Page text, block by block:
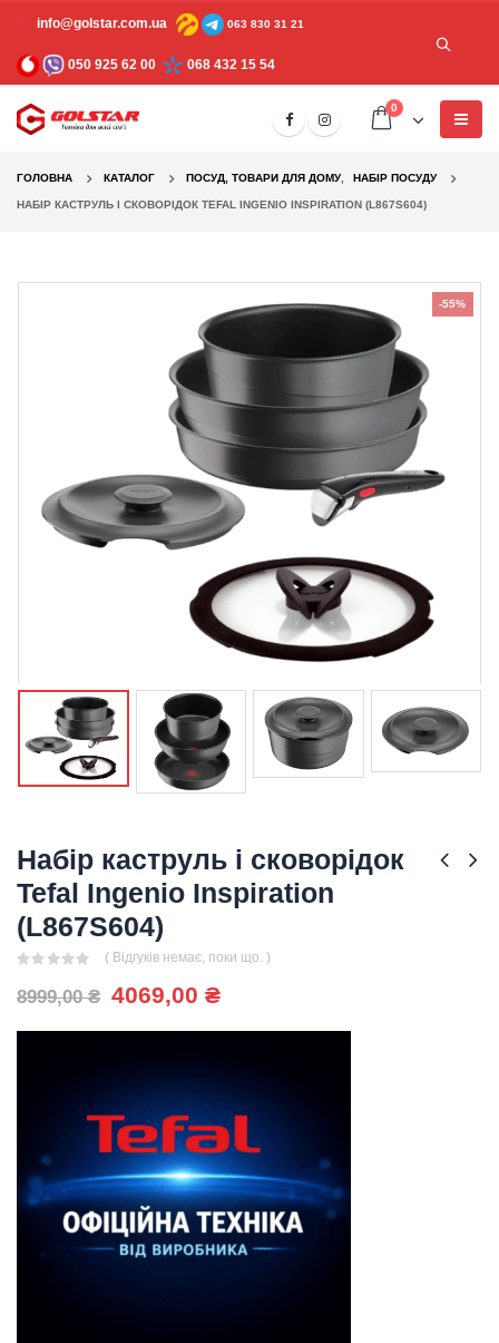
info@golstar.com.ua 063 830 31 21
050 925 62 00 068 432 15 54
0
ГОЛОВНА КАТАЛОГ ПОСУД, ТОВАРИ ДЛЯ ДОМУ, НАБІР ПОСУДУ
НАБІР КАСТРУЛЬ І СКОВОРІДОК TEFAL INGENIO INSPIRATION (L867S604)
-55%
Набір каструль і сковорідок
Tefal Ingenio Inspiration
(L867S604)
( Відгуків немає, поки що. )
8999,00₴ Оригінальна
4069,00 ₴Поточна